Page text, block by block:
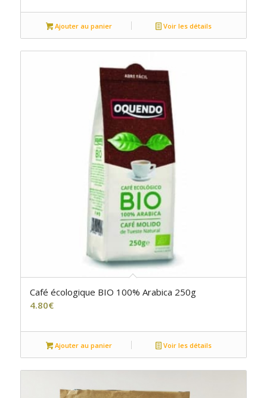
Ajouter au panier Voir les détails
Café écologique BIO 100% Arabica 250g
4.80€
Ajouter au panier Voir les détails